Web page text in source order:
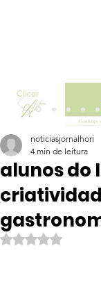
Clicar
alunos do
noticiasjornalhori
4 min de leitura
Avaliado com